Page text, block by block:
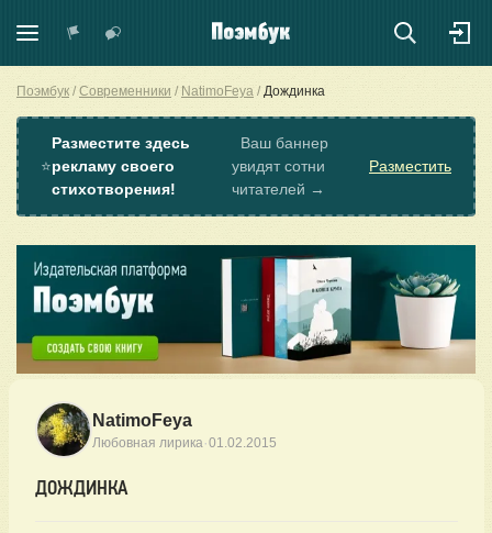
Поэмбук Современники NatimoFeya Дождинка
⭐
Разместите здесь
рекламу своего
стихотворения!
Ваш баннер
увидят сотни
читателей →
Разместить
NatimoFeya
Любовная лирика·01.02.2015
ДОЖДИНКА